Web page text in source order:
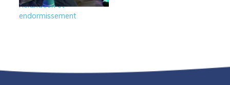
Relaxation et
endormissement